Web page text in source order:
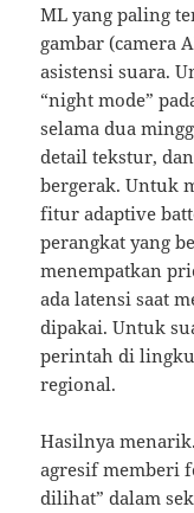
ML yang paling
gambar (camera
asistensi suara.
“night mode”
selama dua
detail tekstur,
bergerak. Untuk
fitur adaptive
perangkat yang
menempatkan
ada latensi saat
dipakai. Untuk
perintah di
regional.
Hasilnya
agresif memberi
dilihat” dalam